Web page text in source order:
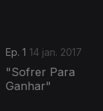
Ep. 1 14 jan. 2017
"Sofrer Para
Ganhar"